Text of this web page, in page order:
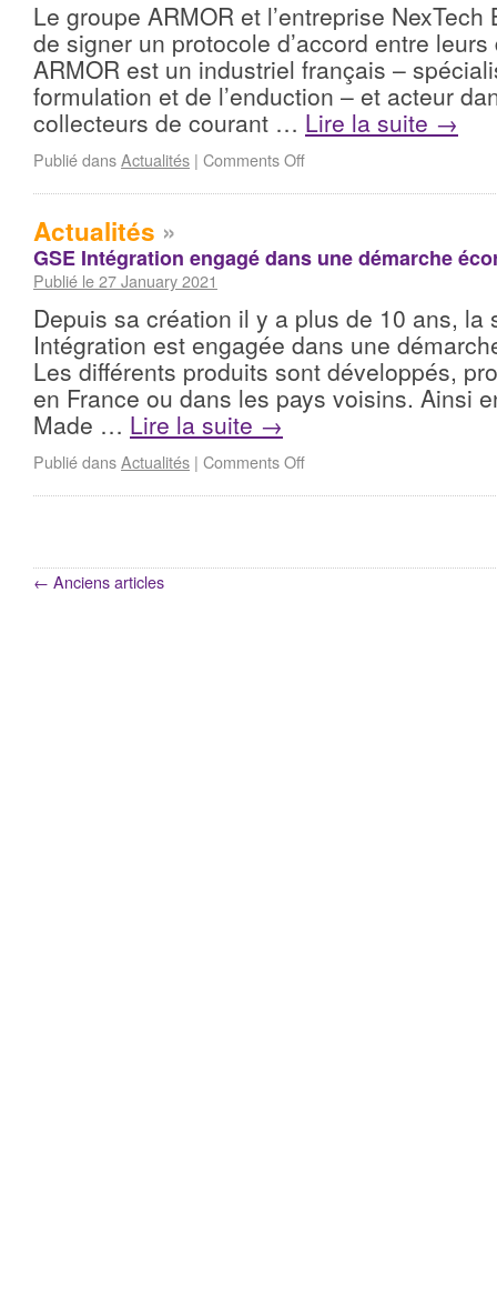
Le groupe ARMOR et l’entreprise
de signer un protocole d’accord entre
ARMOR est un industriel français –
formulation et de l’enduction – et acteur
collecteurs de courant … Lire la suite →
Publié dansActualités | Comments Off
Actualités »
GSE Intégration engagé dans une démarche
Publié le 27 January 2021
Depuis sa création il y a plus de 10 ans, la
Intégration est engagée dans une
Les différents produits sont développés,
en France ou dans les pays voisins. Ainsi
Made … Lire la suite →
Publié dansActualités | Comments Off
← Anciens articles